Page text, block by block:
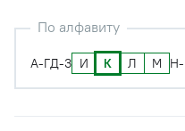
По алфавиту
А-ГД-З И К Л М